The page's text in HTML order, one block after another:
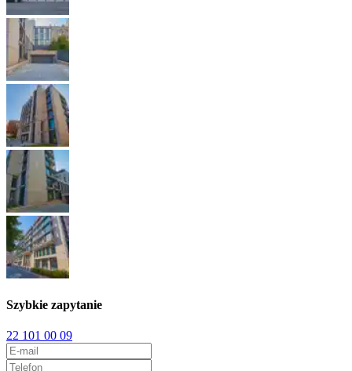
Szybkie zapytanie
22 101 00 09